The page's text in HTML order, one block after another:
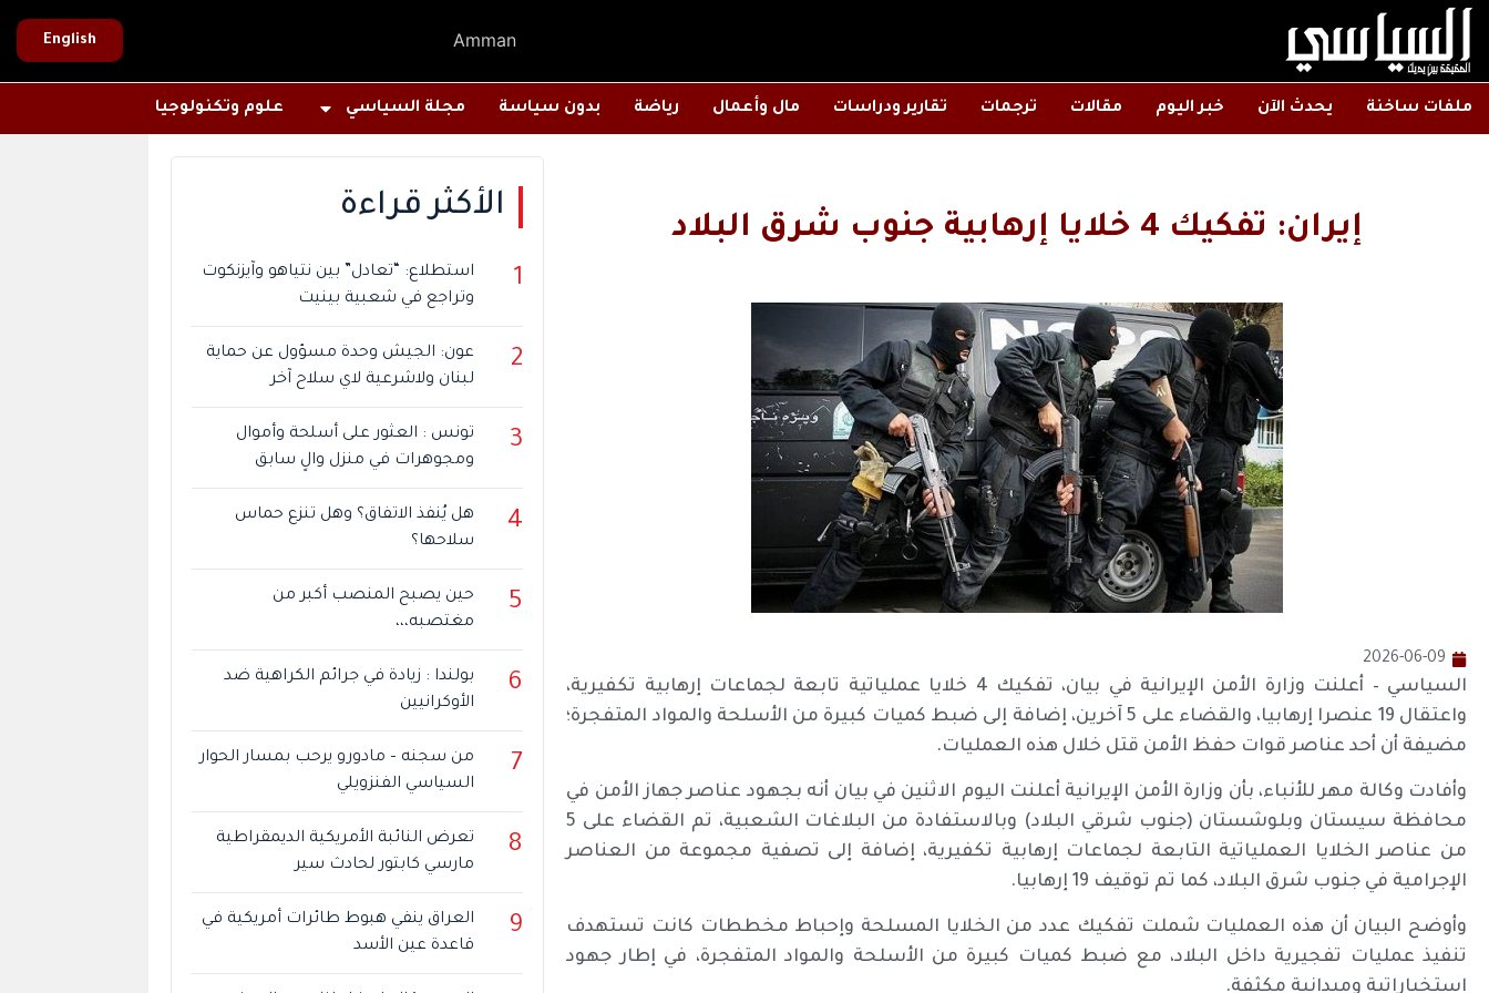
Amman
English
ملفات ساخنة يحدث الآن خبر اليوم مقالات ترجمات تقارير ودراسات مال وأعمال رياضة بدون سياسة مجلة السياسي علوم وتكنولوجيا
إيران: تفكيك 4 خلايا إرهابية جنوب شرق البلاد
2026-06-09
السياسي – أعلنت وزارة الأمن الإيرانية في بيان، تفكيك 4 خلايا عملياتية تابعة لجماعات إرهابية تكفيرية،
واعتقال 19 عنصرا إرهابيا، والقضاء على 5 آخرين، إضافة إلى ضبط كميات كبيرة من الأسلحة والمواد المتفجرة؛
مضيفة أن أحد عناصر قوات حفظ الأمن قتل خلال هذه العمليات.
وأفادت وكالة مهر للأنباء، بأن وزارة الأمن الإيرانية أعلنت اليوم الاثنين في بيان أنه بجهود عناصر جهاز الأمن في
محافظة سيستان وبلوشستان (جنوب شرقي البلاد) وبالاستفادة من البلاغات الشعبية، تم القضاء على 5
من عناصر الخلايا العملياتية التابعة لجماعات إرهابية تكفيرية، إضافة إلى تصفية مجموعة من العناصر
الإجرامية في جنوب شرق البلاد، كما تم توقيف 19 إرهابيا.
وأوضح البيان أن هذه العمليات شملت تفكيك عدد من الخلايا المسلحة وإحباط مخططات كانت تستهدف
تنفيذ عمليات تفجيرية داخل البلاد، مع ضبط كميات كبيرة من الأسلحة والمواد المتفجرة، في إطار جهود
استخباراتية وميدانية مكثفة.
الأكثر قراءة
1
استطلاع: “تعادل” بين نتياهو وآيزنكوت
وتراجع في شعبية بينيت
2
عون: الجيش وحدة مسؤول عن حماية
لبنان ولاشرعية لاي سلاح آخر
3
تونس : العثور على أسلحة وأموال
ومجوهرات في منزل والٍ سابق
4
هل يُنفذ الاتفاق؟ وهل تنزع حماس
سلاحها؟
5
حين يصبح المنصب أكبر من
مغتصبه،،،
6
بولندا : زيادة في جرائم الكراهية ضد
الأوكرانيين
7
من سجنه – مادورو يرحب بمسار الحوار
السياسي الفنزويلي
8
تعرض النائبة الأمريكية الديمقراطية
مارسي كابتور لحادث سير
9
العراق ينفي هبوط طائرات أمريكية في
قاعدة عين الأسد